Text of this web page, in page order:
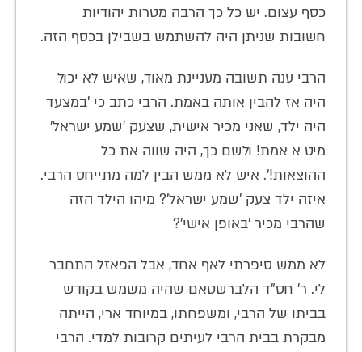
כסף עצום. יש כל כך הרבה מטרות יהודיות
חשובות שניתן היה להשתמש בשבילן בכסף הזה.
הרבי ענה תשובה מעניינת מאוד, שאיש לא יכול
היה אז להבין אותה באמת. הרבי כתב כי 'במצעד
היה ילד, שאני מכיר אישית, שצעק 'שמע ישראל'
מיט א אמת! ולשם כך, היה שווה את כל
ההוצאות!'. איש לא ממש הבין למה מתייחס הרבי.
איזה ילד צעק 'שמע ישראל'? מיהו הילד הזה
שהרבי מכיר 'באופן אישי'?
לא ממש סיפרתי לאף אחד, אבל הפאזל התחבר
לי. ר' חס"ד הלברשטאם שהיה משמש בקודש
בביתו של הרבי, ומשפחתו, במיוחד ארי, הייתה
מבקרת בבית הרבי לעיתים קרובות למדי. הרבי